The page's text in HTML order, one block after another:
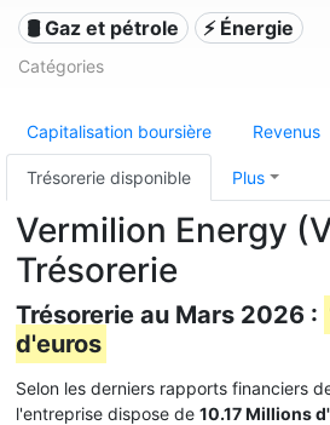
🛢 Gaz et pétrole ⚡ Énergie
Catégories
Capitalisation boursière Revenus
Trésorerie disponible Plus
Vermilion Energy
Trésorerie
Trésorerie au Mars 2026 :
d'euros
Selon les derniers rapports financiers
l'entreprise dispose de 10.17 Millions